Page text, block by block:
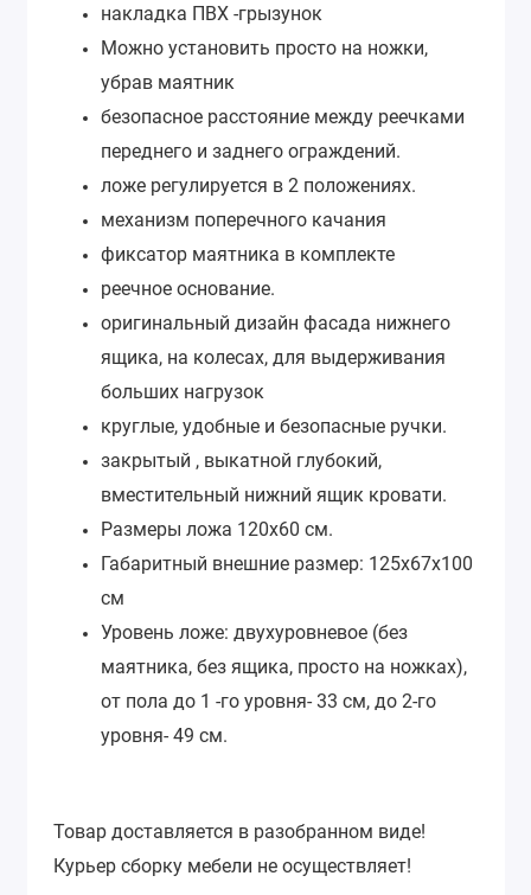
накладка ПВХ -грызунок
Можно установить просто на ножки,
убрав маятник
безопасное расстояние между реечками
переднего и заднего ограждений.
ложе регулируется в 2 положениях.
механизм поперечного качания
фиксатор маятника в комплекте
реечное основание.
оригинальный дизайн фасада нижнего
ящика, на колесах, для выдерживания
больших нагрузок
круглые, удобные и безопасные ручки.
закрытый , выкатной глубокий,
вместительный нижний ящик кровати.
Размеры ложа 120х60 см.
Габаритный внешние размер: 125x67x100
см
Уровень ложе: двухуровневое (без
маятника, без ящика, просто на ножках),
от пола до 1 -го уровня- 33 см, до 2-го
уровня- 49 см.
Товар доставляется в разобранном виде!
Курьер сборку мебели не осуществляет!